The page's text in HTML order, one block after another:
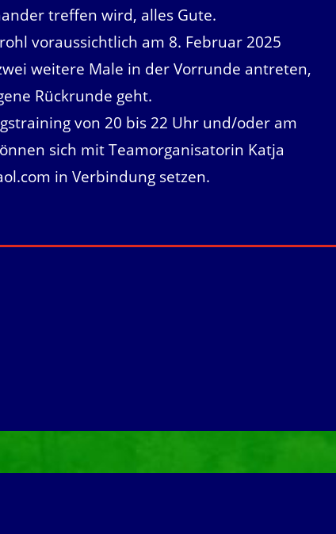
treffen wird, alles Gute.
voraussichtlich am 8. Februar 2025
weitere Male in der Vorrunde antreten,
Rückrunde geht.
von 20 bis 22 Uhr und/oder am
sich mit Teamorganisatorin Katja
in Verbindung setzen.